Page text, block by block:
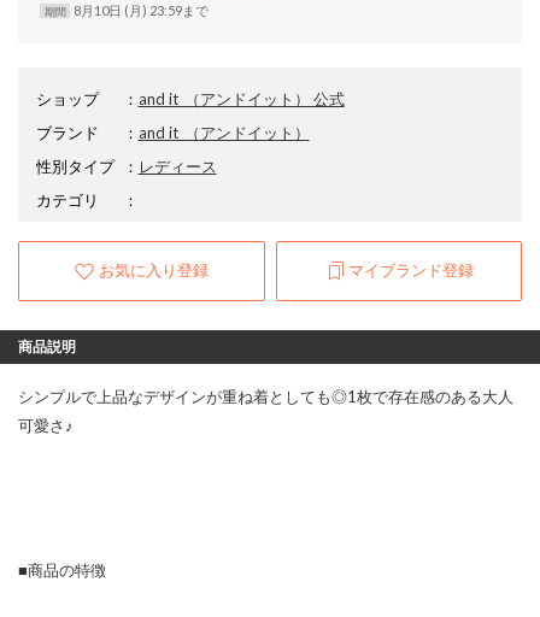
期間 8月10日 (月) 23:59まで
ショップ ： and it_（アンドイット） 公式
ブランド
： and it_
（アンドイット）
性別タイプ
： レディース
カテゴリ
：
お気に入り登録 マイブランド登録
商品説明
シンプルで上品なデザインが重ね着としても◎1枚で存在感のある大人
可愛さ♪
■商品の特徴